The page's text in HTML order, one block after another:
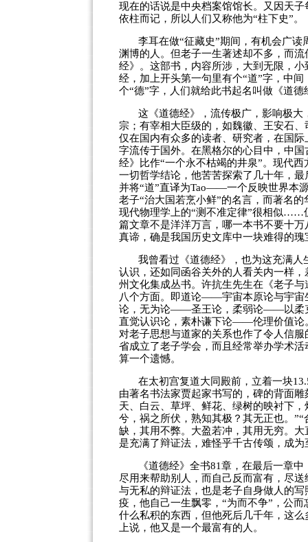
现在的话说是中央档案馆馆长。又因天
依柱而记，所以人们又称他为“柱下史”。
李耳在做“征藏史”期间，有机会广
渊博的人。但老子一生著述却不多，而
经》。这部书，内容所涉，大到无限，
经，加上开头第一句里有个“道”字，中
个“德”字，人们就给此书起名叫做《道德
这《道德经》，流传极广，影响极
宗；有宰相大臣级的，如魏徽、王安石
仅在国内有众多的读者、研究者，在国
字流传于国外。在黑格尔的心目中，中
经》比作“一个永不枯竭的井泉”。现代
一切哲学结论，他苦苦探索了几十年，
并将“道”直译为Tao——一个反映世界本
老子“治大国若烹小鲜”的名言，而著名
现代物理学上的“测不准定律”很相似……
篇文章不是洋洋万言，哪一本书不要十
真谛，确是我国历史文库中一块难得的
我曾看过《道德经》，也为这充满
认识，还如同函谷关外的人看关内一样
州文化集成丛书。许抗生先生在《老子
八个方面。即道论——宇宙本原论与宇
论，无为论——圣王论，柔弱论——以柔
直觉认识论，素朴谦下论——伦理价值论
对老子思想与道家的关系也作了令人信
省成立了老子学会，而且经常举办学术
算一个遗憾。
在太初宫复道大同殿前，立着一块
由著名书法家贾起家书写的，碑的背面
天、白云、草坪、鲜花、绿树的映衬下
兮，祸之所伏，熟知其极？其无正也。
缺，其用不弊。大盈若冲，其用无穷。
是充满了辩证法，难怪乎千古传颂，成
《道德经》全书81章，在最后一章中
尽用来帮助别人，而自己反而富有，尽
与无私的辩证法，也是老子自身做人的
疫，他自己一生飘零，“为而不争”，公
什么私积的东西，但他死后几千年，这
上说，他又是一个最富有的人。